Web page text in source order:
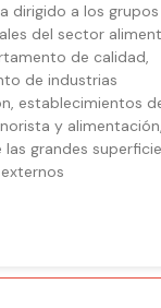
dirigido a los grupos
del sector
de calidad,
de industrias
establecimientos
y
grandes